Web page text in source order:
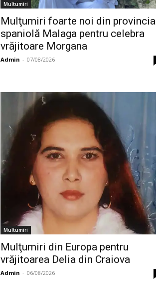
Multumiri
Mulţumiri foarte noi din provincia
spaniolă Malaga pentru celebra
vrăjitoare Morgana
Admin - 07/08/2026
Multumiri
Mulţumiri din Europa pentru
vrăjitoarea Delia din Craiova
Admin - 06/08/2026